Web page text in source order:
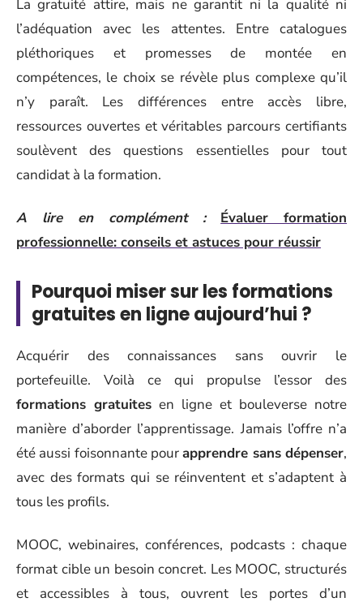
La gratuité attire, mais ne garantit ni la qualité ni
l’adéquation avec les attentes. Entre catalogues
pléthoriques et promesses de montée en
compétences, le choix se révèle plus complexe qu’il
n’y paraît. Les différences entre accès libre,
ressources ouvertes et véritables parcours certifiants
soulèvent des questions essentielles pour tout
candidat à la formation.
A lire en complément :
Évaluer formation
professionnelle: conseils et astuces pour réussir
Pourquoi miser sur les formations
gratuites en ligne aujourd’hui ?
Acquérir des connaissances sans ouvrir le
portefeuille. Voilà ce qui propulse l’essor des
formations gratuites en ligne et bouleverse notre
manière d’aborder l’apprentissage. Jamais l’offre n’a
été aussi foisonnante pourapprendre sans dépenser,
avec des formats qui se réinventent et s’adaptent à
tous les profils.
MOOC, webinaires, conférences, podcasts : chaque
format cible un besoin concret. Les MOOC, structurés
et accessibles à tous, ouvrent les portes d’un